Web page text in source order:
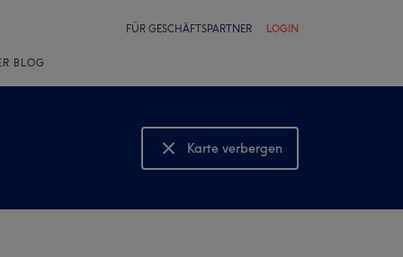
FÜR GESCHÄFTSPARTNER LOGIN
BLOG
Karte verbergen
Karte anzeigen